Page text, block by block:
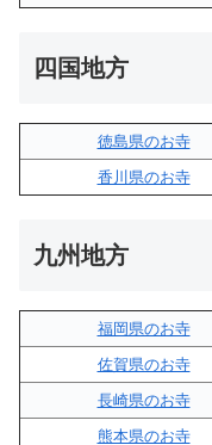
四国地方
徳島県のお寺
香川県のお寺
九州地方
福岡県のお寺
佐賀県のお寺
長崎県のお寺
熊本県のお寺